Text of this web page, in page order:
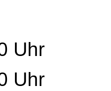
Uhr
Uhr